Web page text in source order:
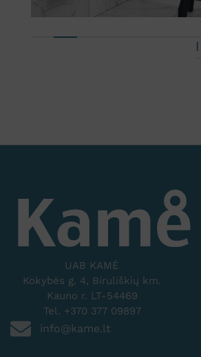
UAB KAMĖ
Kokybės g. 4, Biruliškių km.
Kauno r. LT-54469
Tel. +370 377 09897
info@kame.lt